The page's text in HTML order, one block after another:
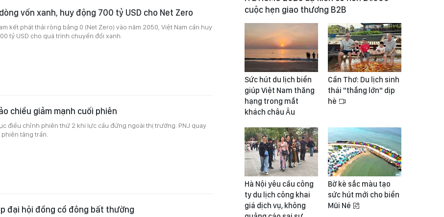
vốn xanh, huy động 700 tỷ USD cho Net Zero
kết phát thải ròng bằng 0 (Net Zero) vào năm 2050, Việt Nam cần huy
tỷ USD cho quá trình chuyển đổi xanh.
chiều giảm mạnh cuối phiên
điều chỉnh phiên thứ 2 khi lực cầu đứng ngoài thị trường. PNJ quay
phiên tăng trần.
đại hội đồng cổ đông bất thường
cuộc hẹn giao thương B2B
Sức hút du lịch biển
giúp Việt Nam thăng
hạng trong mắt
khách châu Âu
Cần Thơ: Du lịch sinh
thái "thắng lớn" dịp
hè
Hà Nội yêu cầu công
ty du lịch công khai
giá dịch vụ, không
Bờ kè sắc màu tạo
sức hút mới cho biển
Mũi Né